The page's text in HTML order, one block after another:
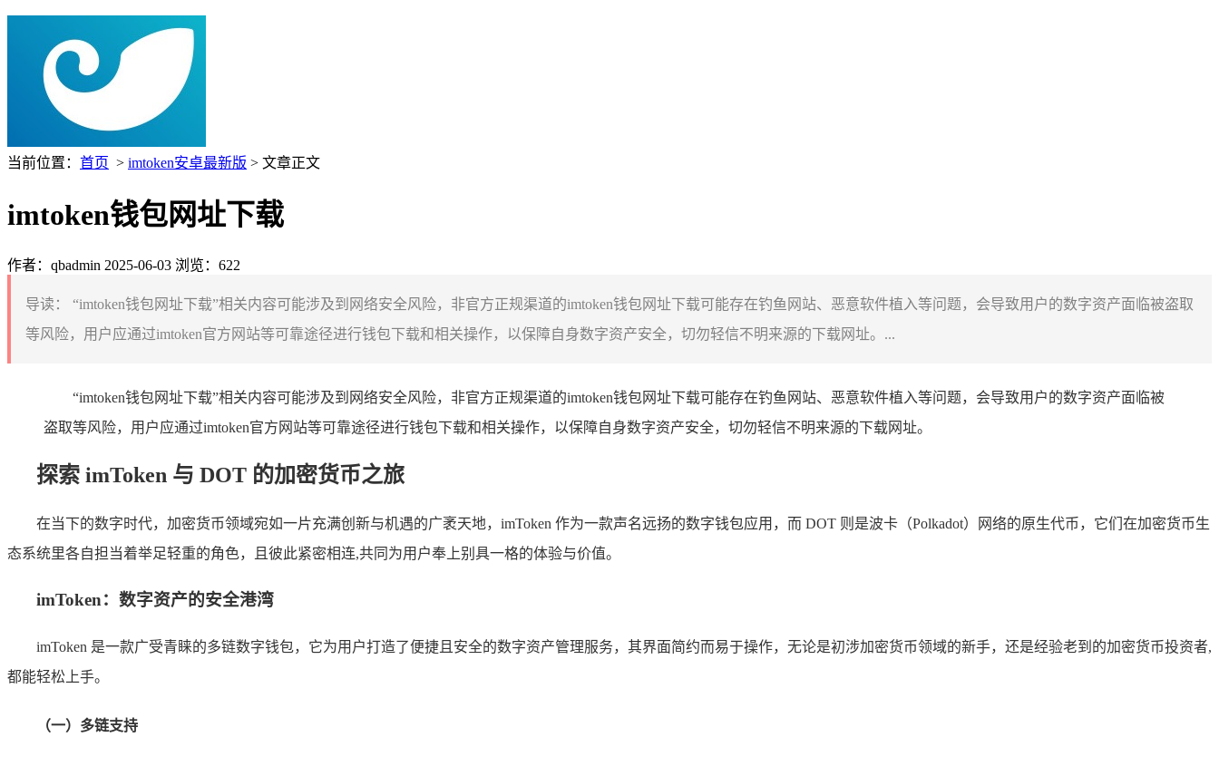
当前位置： 首页 > imtoken安卓最新版 > 文章正文
imtoken钱包网址下载
作者：qbadmin 2025-06-03 浏览：622
导读：
“imtoken钱包网址下载”相关内容可能涉及到网络安全风险，非官方正规渠道的imtoken钱包网址下载可能存在钓鱼网站、恶意软件植入等问题，会导致用户的数字资产面临被盗取
等风险，用户应通过imtoken官方网站等可靠途径进行钱包下载和相关操作，以保障自身数字资产安全，切勿轻信不明来源的下载网址。...
“imtoken钱包网址下载”相关内容可能涉及到网络安全风险，非官方正规渠道的imtoken钱包网址下载可能存在钓鱼网站、恶意软件植入等问题，会导致用户的数字资产面临被
盗取等风险，用户应通过imtoken官方网站等可靠途径进行钱包下载和相关操作，以保障自身数字资产安全，切勿轻信不明来源的下载网址。
探索 imToken 与 DOT 的加密货币之旅
在当下的数字时代，加密货币领域宛如一片充满创新与机遇的广袤天地，imToken 作为一款声名远扬的数字钱包应用，而 DOT 则是波卡（Polkadot）网络的原生代币，它们在加密货币生
态系统里各自担当着举足轻重的角色，且彼此紧密相连,共同为用户奉上别具一格的体验与价值。
imToken：数字资产的安全港湾
imToken 是一款广受青睐的多链数字钱包，它为用户打造了便捷且安全的数字资产管理服务，其界面简约而易于操作，无论是初涉加密货币领域的新手，还是经验老到的加密货币投资者,
都能轻松上手。
（一）多链支持